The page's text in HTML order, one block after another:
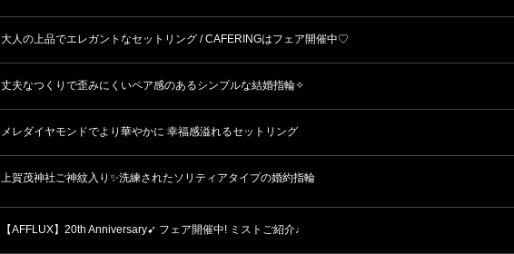
大人の上品でエレガントなセットリング / CAFERINGはフェア開催中♡
丈夫なつくりで歪みにくいペア感のあるシンプルな結婚指輪✧
メレダイヤモンドでより華やかに 幸福感溢れるセットリング
上賀茂神社ご神紋入り✨洗練されたソリティアタイプの婚約指輪
【AFFLUX】20th Anniversary➹ フェア開催中! ミストご紹介♩